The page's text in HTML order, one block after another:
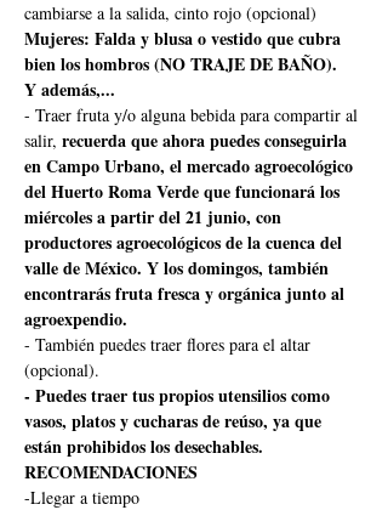
cambiarse a la salida, cinto rojo (opcional)
Mujeres: Falda y blusa o vestido que cubra
bien los hombros (NO TRAJE DE BAÑO).
Y además,...
- Traer fruta y/o alguna bebida para compartir al
salir, recuerda que ahora puedes conseguirla
en Campo Urbano, el mercado agroecológico
del Huerto Roma Verde que funcionará los
miércoles a partir del 21 junio, con
productores agroecológicos de la cuenca del
valle de México. Y los domingos, también
encontrarás fruta fresca y orgánica junto al
agroexpendio.
- También puedes traer flores para el altar
(opcional).
- Puedes traer tus propios utensilios como
vasos, platos y cucharas de reúso, ya que
están prohibidos los desechables.
RECOMENDACIONES
-Llegar a tiempo